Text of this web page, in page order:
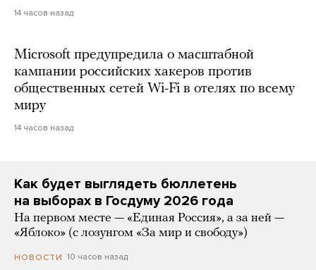
14 часов назад
Microsoft предупредила о масштабной
кампании российских хакеров против
общественных сетей Wi-Fi в отелях по всему
миру
14 часов назад
Как будет выглядеть бюллетень
на выборах в Госдуму 2026 года
На первом месте — «Единая Россия», а за ней —
«Яблоко» (с лозунгом «За мир и свободу»)
НОВОСТИ 10 часов назад